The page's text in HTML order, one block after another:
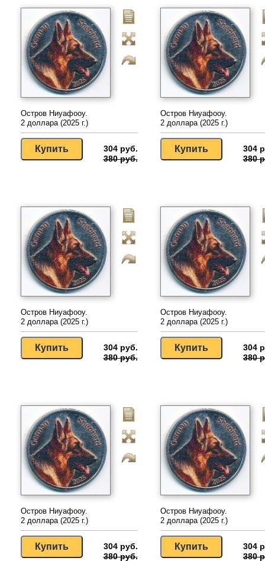
Остров Ниуафооу.
2 доллара (2025 г.)
304 руб.
380 руб.
Остров Ниуафооу.
2 доллара (2025 г.)
304
380
Остров Ниуафооу.
2 доллара (2025 г.)
304 руб.
380 руб.
Остров Ниуафооу.
2 доллара (2025 г.)
304
380
Остров Ниуафооу.
2 доллара (2025 г.)
304 руб.
380 руб.
Остров Ниуафооу.
2 доллара (2025 г.)
304
380